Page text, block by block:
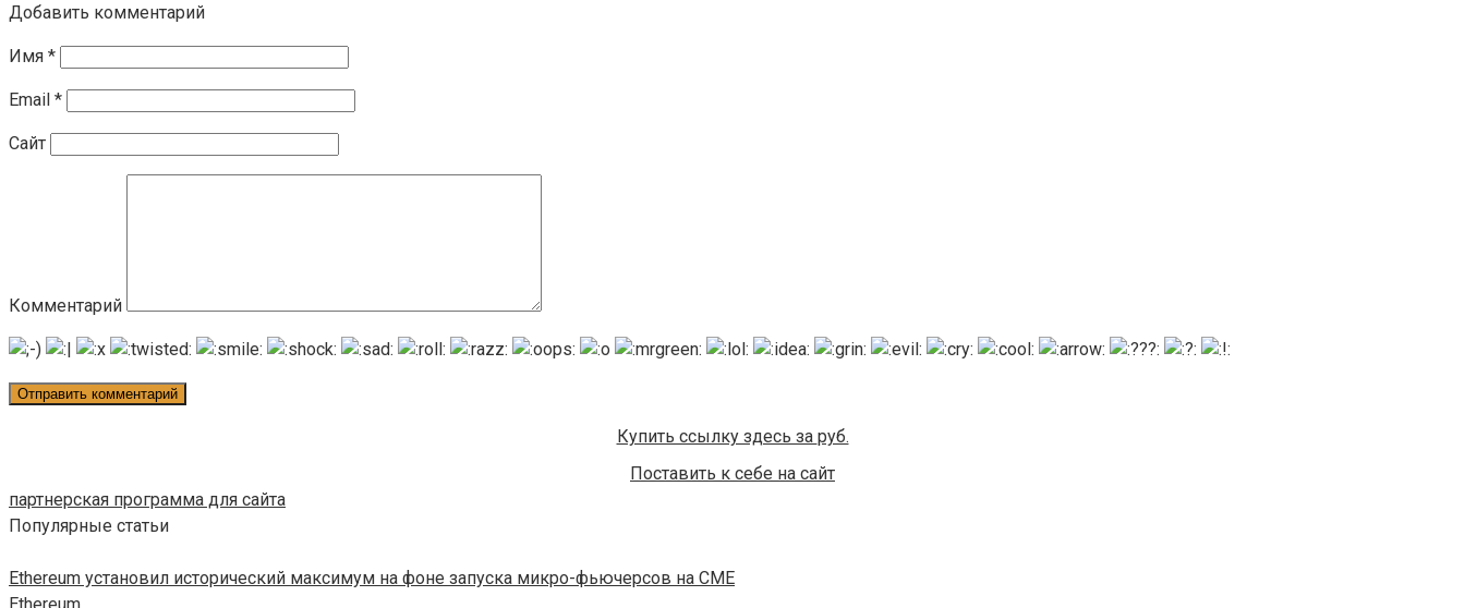
Добавить комментарий
Имя *
Email *
Сайт
Комментарий
Купить ссылку здесь за руб.
Поставить к себе на сайт
партнерская программа для сайта
Популярные статьи
Ethereum установил исторический максимум на фоне запуска микро-фьючерсов на CME